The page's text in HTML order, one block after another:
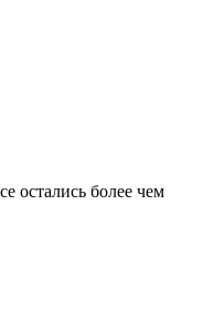
остались более чем